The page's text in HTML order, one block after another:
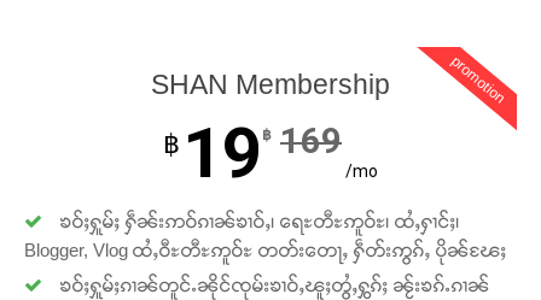
promotion
SHAN Membership
฿ 19 ฿ 169
/mo
ၶဝ်ႈႁူမ်ႈ ႁဵၼ်းဢဝ်ၵၢၼ်ၶၢဝ်ႇ၊ ရေႊတီႊဢူဝ်ႊ၊ ထႆႇႁၢင်ႈ၊
Blogger, Vlog ထႆႇဝီႊတီႊဢူဝ်ႊ တတ်းတေႃႇ ႁဵတ်းဢွၵ်ႇ ပိုၼ်ၽႄႈ
ၶဝ်ႈႁူမ်ႈၵၢၼ်တူင်ႉၼိုင်ၸုမ်းၶၢဝ်ႇၽူႈတွႆႇႁွၵ်ႈ ၼႂ်းၶၵ်ႉၵၢၼ်